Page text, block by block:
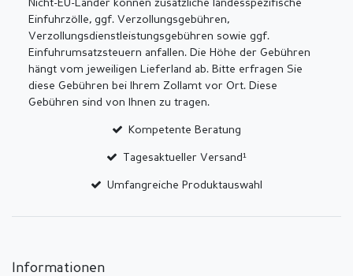
Nicht-EU-Länder können zusätzliche landesspezifische
Einfuhrzölle, ggf. Verzollungsgebühren,
Verzollungsdienstleistungsgebühren sowie ggf.
Einfuhrumsatzsteuern anfallen. Die Höhe der Gebühren
hängt vom jeweiligen Lieferland ab. Bitte erfragen Sie
diese Gebühren bei Ihrem Zollamt vor Ort. Diese
Gebühren sind von Ihnen zu tragen.
Kompetente Beratung
Tagesaktueller Versand¹
Umfangreiche Produktauswahl
Informationen